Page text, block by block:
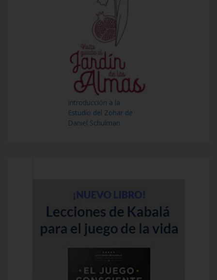
Introducción a la
Estudio del Zohar de
Daniel Schulman